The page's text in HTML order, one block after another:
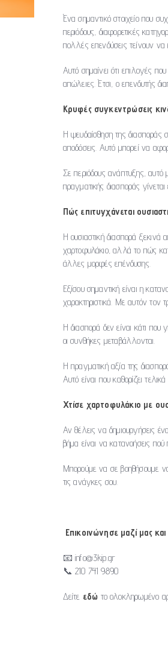
Ένα σημαντικό στοιχείο που
περιόδους, διαφορετικές
πολλές επενδύσεις τείνουν να
Αυτό σημαίνει ότι επιλογές
απώλειες. Έτσι, ο επενδυτής
Κρυφές συγκεντρώσεις
Η ψευδαίσθηση της διασποράς
αποδόσεις. Αυτό μπορεί να
Σε περιόδους ανάπτυξης,
πραγματικής διασποράς
Πώς επιτυγχάνεται
Η ουσιαστική διασπορά
χαρτοφυλάκιο, αλλά το πώς
άλλες μορφές επένδυσης.
Εξίσου σημαντική είναι η
χαρακτηριστικά. Με αυτόν τον
Η διασπορά δεν είναι κάτι που
οι συνθήκες μεταβάλλονται.
Η πραγματική αξία της
Αυτό είναι που καθορίζει
Χτίσε χαρτοφυλάκιο με
Αν θέλεις να δημιουργήσεις
βήμα είναι να κατανοήσεις
Μπορούμε να σε βοηθήσουμε να
τις ανάγκες σου.
Επικοινώνησε μαζί μας
📧 info@3kip.gr
📞 210 741 9890
Δείτε εδώ το ολοκληρωμένο